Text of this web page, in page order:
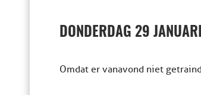
DONDERDAG 29
Omdat er vanavond niet